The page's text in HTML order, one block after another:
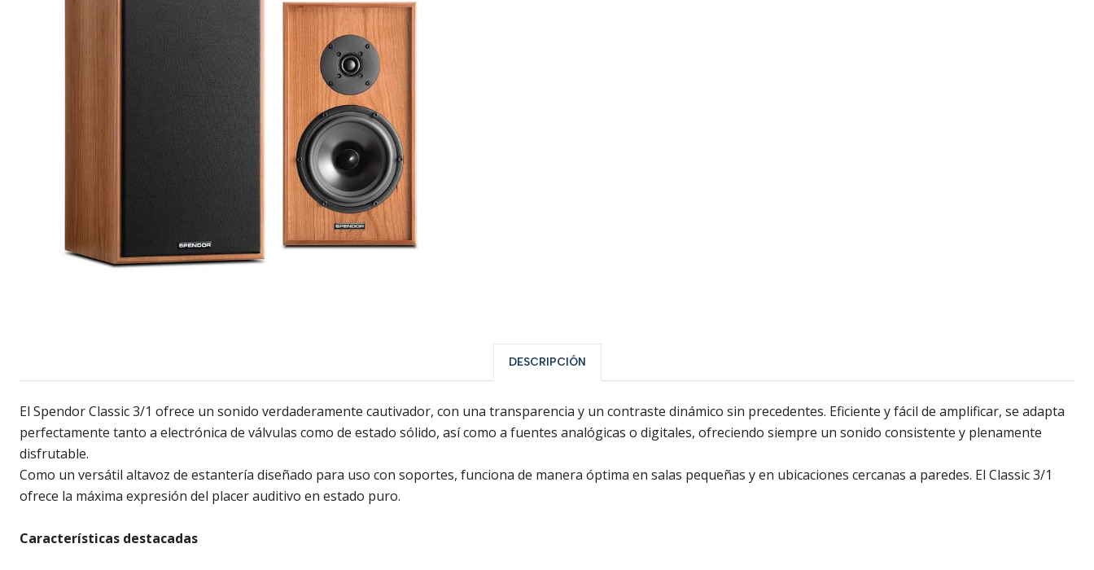
DESCRIPCIÓN
El Spendor Classic 3/1 ofrece un sonido verdaderamente cautivador, con una transparencia y un contraste dinámico sin precedentes. Eficiente y fácil de amplificar, se adapta
perfectamente tanto a electrónica de válvulas como de estado sólido, así como a fuentes analógicas o digitales, ofreciendo siempre un sonido consistente y plenamente
disfrutable.
Como un versátil altavoz de estantería diseñado para uso con soportes, funciona de manera óptima en salas pequeñas y en ubicaciones cercanas a paredes. El Classic 3/1
ofrece la máxima expresión del placer auditivo en estado puro.
Características destacadas